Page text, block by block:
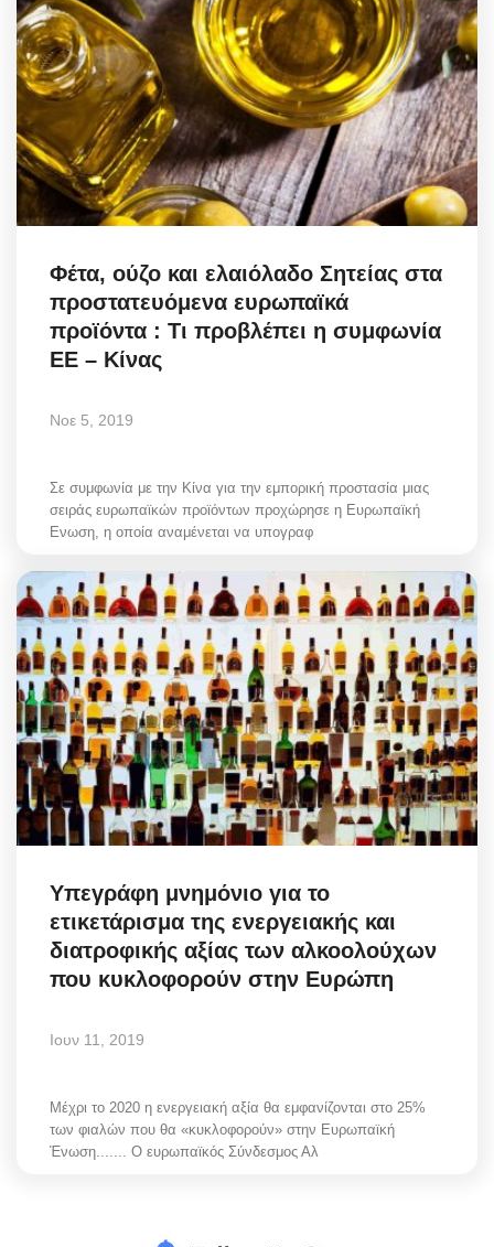
Φέτα, ούζο και ελαιόλαδο Σητείας στα
προστατευόμενα ευρωπαϊκά
προϊόντα : Τι προβλέπει η συμφωνία
ΕΕ – Κίνας
Νοε 5, 2019
Σε συμφωνία με την Κίνα για την εμπορική προστασία μιας
σειράς ευρωπαϊκών προϊόντων προχώρησε η Ευρωπαϊκή
Ενωση, η οποία αναμένεται να υπογραφ
Υπεγράφη μνημόνιο για το
ετικετάρισμα της ενεργειακής και
διατροφικής αξίας των αλκοολούχων
που κυκλοφορούν στην Ευρώπη
Ιουν 11, 2019
Μέχρι το 2020 η ενεργειακή αξία θα εμφανίζονται στο 25%
των φιαλών που θα «κυκλοφορούν» στην Ευρωπαϊκή
Ένωση....... Ο ευρωπαϊκός Σύνδεσμος Αλ